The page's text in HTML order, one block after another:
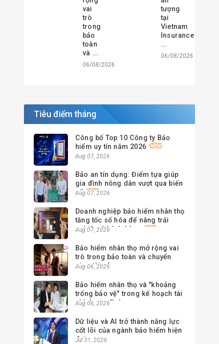
vai
trò
trong
bảo
toàn
và ...
06/08/2026
tượng
tại
Vietnam
Insurance
...
06/08/2026
Tiêu điểm tháng
Công bố Top 10 Công ty Bảo
hiểm uy tín năm 2026
Aug 07, 2026
Bảo an tín dụng: Điểm tựa giúp
gia đình nông dân vượt qua biến
cố
Aug 07, 2026
Doanh nghiệp bảo hiểm nhân thọ
tăng tốc số hóa để nâng trải
nghiệm khách hàng
Aug 07, 2026
Bảo hiểm nhân thọ mở rộng vai
trò trong bảo toàn và chuyển
giao tài sản
Aug 06, 2026
Bảo hiểm nhân thọ và "khoảng
trống bảo vệ" trong kế hoạch tài
chính gia đình
Aug 06, 2026
Dữ liệu và AI trở thành năng lực
cốt lõi của ngành bảo hiểm hiện
đại
Jul 31, 2026